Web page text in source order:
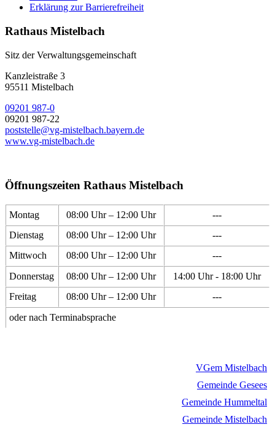
Erklärung zur Barrierefreiheit
Rathaus Mistelbach
Sitz der Verwaltungsgemeinschaft
Kanzleistraße 3
95511 Mistelbach
09201 987-0
09201 987-22
poststelle@vg-mistelbach.bayern.de
www.vg-mistelbach.de
Öffnungszeiten Rathaus Mistelbach
Montag 08:00 Uhr – 12:00 Uhr
---
Dienstag
08:00 Uhr – 12:00 Uhr
---
Mittwoch
08:00 Uhr – 12:00 Uhr
---
Donnerstag
08:00 Uhr – 12:00 Uhr
14:00 Uhr - 18:00 Uhr
Freitag
08:00 Uhr – 12:00 Uhr
---
oder nach Terminabsprache
VGem Mistelbach
Gemeinde Gesees
Gemeinde Hummeltal
Gemeinde Mistelbach